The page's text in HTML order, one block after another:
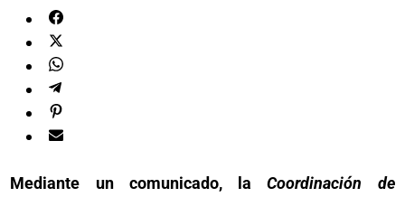
Mediante un comunicado, laCoordinación de